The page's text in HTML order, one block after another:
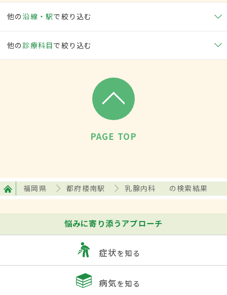
他の沿線・駅で絞り込む
他の 診療科目で絞り込む
PAGE TOP
福岡県 都府楼南駅 乳腺内科 の検索結果
悩みに寄り添うアプローチ
症状を知る
病気を知る